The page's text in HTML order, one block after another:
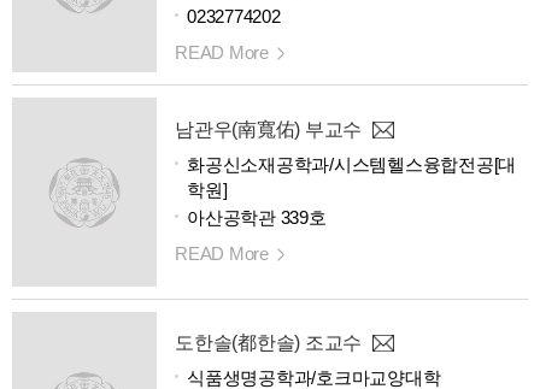
0232774202
READ More
남관우(南寬佑) 부교수
화공신소재공학과/시스템헬스융합전공[대
학원]
아산공학관 339호
READ More
도한솔(都한솔) 조교수
식품생명공학과/호크마교양대학